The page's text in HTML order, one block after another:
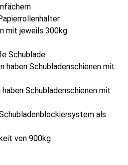
mit jeweils 300kg
Schublade
haben Schubladenschienen mit
Schubladenschienen mit
als
von 900kg